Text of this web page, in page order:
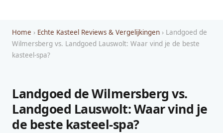
Home › Echte Kasteel Reviews & Vergelijkingen › Landgoed de
Wilmersberg vs. Landgoed Lauswolt: Waar vind je de beste
kasteel-spa?
Landgoed de Wilmersberg vs.
Landgoed Lauswolt: Waar vind je
de beste kasteel-spa?